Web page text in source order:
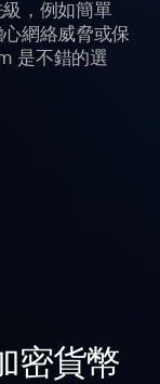
，例如簡單
網絡威脅或保
是不錯的選
密貨幣